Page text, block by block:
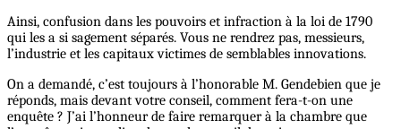
Ainsi, confusion dans les pouvoirs et infraction à la loi de 1790
qui les a si sagement séparés. Vous ne rendrez pas, messieurs,
l’industrie et les capitaux victimes de semblables innovations.
On a demandé, c’est toujours à l’honorable M. Gendebien que je
réponds, mais devant votre conseil, comment fera-t-on une
enquête ? J’ai l’honneur de faire remarquer à la chambre que